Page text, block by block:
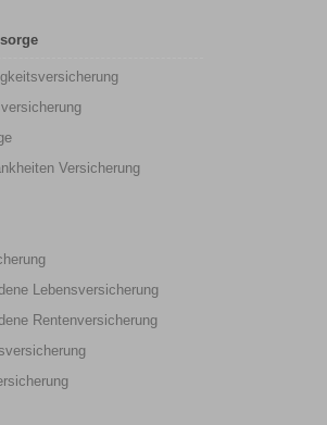
Versicherung
Lebensversicherung
Rentenversicherung